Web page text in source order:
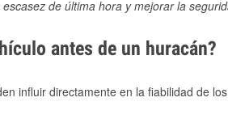
de última hora y mejorar la
antes de un huracán?
influir directamente en la fiabilidad de